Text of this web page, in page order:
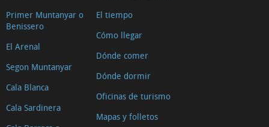
Primer Muntanyar o
Benissero
El Arenal
Segon Muntanyar
Cala Blanca
Cala Sardinera
El tiempo
Cómo llegar
Dónde comer
Dónde dormir
Oficinas de turismo
Mapas y folletos